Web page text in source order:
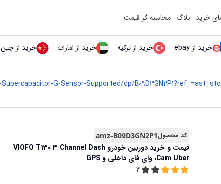
خرید بلاگ محاسبه گر قیمت
خرید از ebay خرید از ترکیه خرید از امارات خرید از چین
کد محصولamz-B09D3GN2P1
قیمت و خرید
دوربین خودرو VIOFO T130 3 Channel Dash
Cam Uber، وای فای داخلی و GPS
3